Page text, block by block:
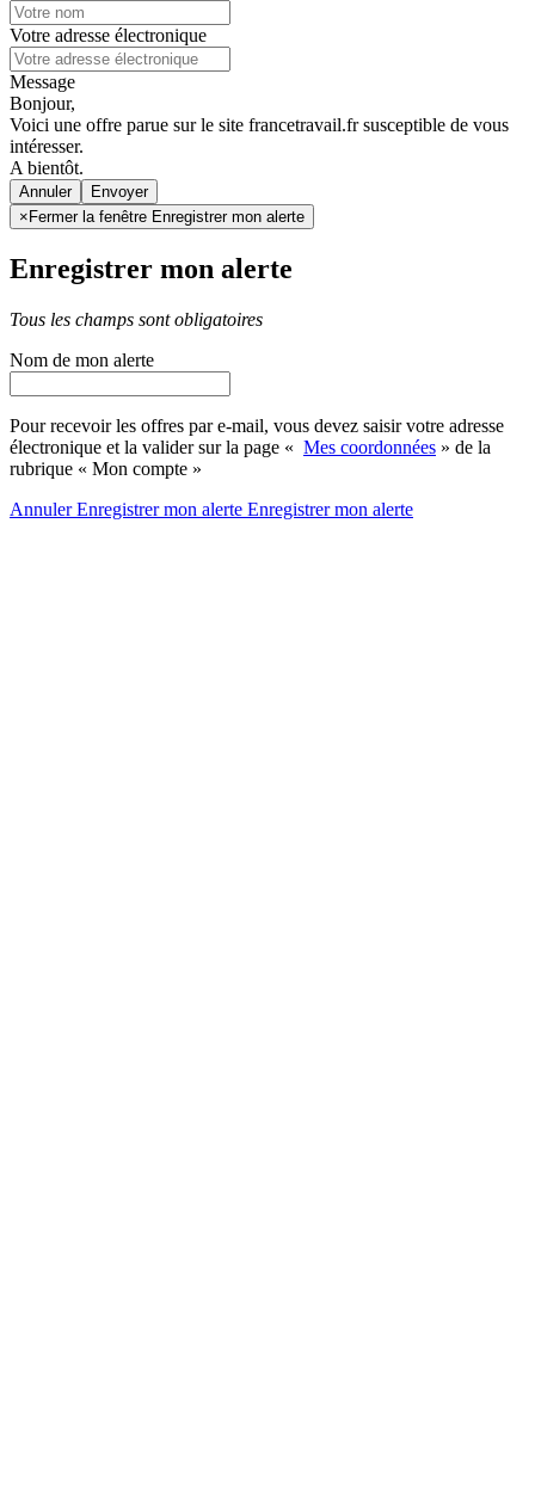
Votre adresse électronique
Message
Bonjour,
Voici une offre parue sur le site francetravail.fr susceptible de vous
intéresser.
A bientôt.
Annuler
× Fermer la fenêtre Enregistrer mon alerte
Enregistrer mon alerte
Tous les champs sont obligatoires
Nom de mon alerte
Pour recevoir les offres par e-mail, vous devez saisir votre adresse
électronique et la valider sur la page « Mes coordonnées » de la
rubrique « Mon compte »
AnnulerEnregistrer mon alerte Enregistrermon alerte